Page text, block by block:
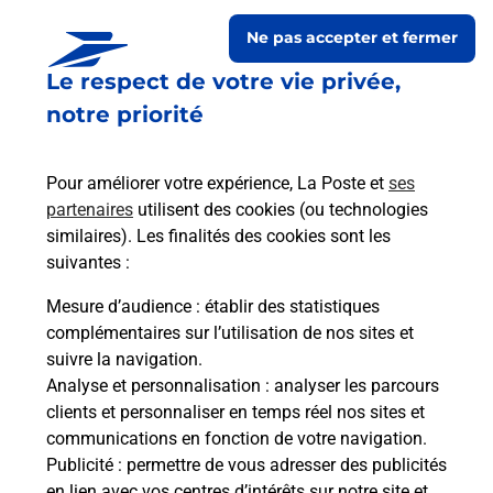
Le respect de votre vie privée,
notre priorité
Pour améliorer votre expérience, La Poste et ses
partenaires utilisent des cookies (ou technologies
similaires). Les finalités des cookies sont les
suivantes :
Mesure d’audience : établir des statistiques
complémentaires sur l’utilisation de nos sites et
suivre la navigation.
Analyse et personnalisation : analyser les parcours
clients et personnaliser en temps réel nos sites et
communications en fonction de votre navigation.
Publicité : permettre de vous adresser des publicités
Ne pas accepter et fermer
Boîte aux Lettres La Poste
Prochaine collecte du courrier vendredi
08h30
2 Rue De Festieux
02860 Bievres
Itinéraire
Le lien s'ouvre dans un nouvel onglet